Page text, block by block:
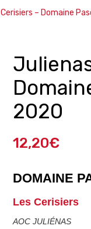
– Domaine
2020
12,20€
DOMAINE
Les Cerisiers
AOC JULIÉNAS